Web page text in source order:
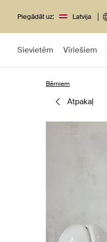
Piegādāt uz: Latvija
Sievietēm Vīriešiem
Bērniem
atpakaļ